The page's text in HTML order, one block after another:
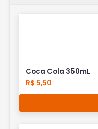
Coca Cola 350mL
R$ 5,50